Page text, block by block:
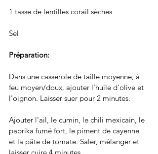
1 tasse de lentilles corail sèches
Sel
Préparation:
Dans une casserole de taille moyenne, à
feu moyen/doux, ajouter l'huile d'olive et
l'oignon. Laisser suer pour 2 minutes.
Ajouter l'ail, le cumin, le chili mexicain, le
paprika fumé fort, le piment de cayenne
et la pâte de tomate. Saler, mélanger et
laisser cuire 4 minutes.